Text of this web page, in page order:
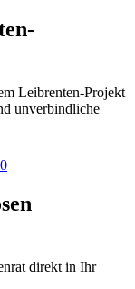
Leibrenten-Projekt
unverbindliche
direkt in Ihr